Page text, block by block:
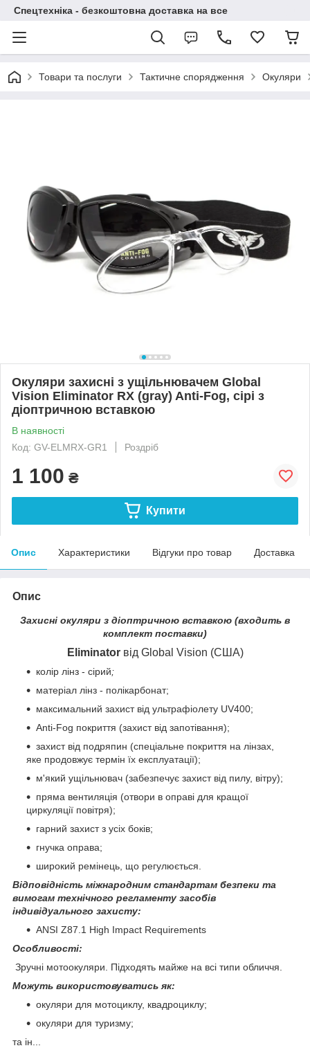
Спецтехніка - безкоштовна доставка на все
Товари та послуги Тактичне спорядження Окуляри
Окуляри захисні з ущільнювачем Global
Vision Eliminator RX (gray) Anti-Fog, сірі з
діоптричною вставкою
В наявності
Код: GV-ELMRX-GR1
Роздріб
1 100 ₴
Купити
Опис Характеристики Відгуки про товар Доставка
Опис
Захисні окуляри з діоптричною вставкою (входить в
комплект поставки)
Eliminator від Global Vision (США)
колір лінз - сірий;
матеріал лінз - полікарбонат;
максимальний захист від ультрафіолету UV400;
Anti-Fog покриття (захист від запотівання);
захист від подряпин (спеціальне покриття на лінзах,
яке продовжує термін їх експлуатації);
м'який ущільнювач (забезпечує захист від пилу, вітру);
пряма вентиляція (отвори в оправі для кращої
циркуляції повітря);
гарний захист з усіх боків;
гнучка оправа;
широкий ремінець, що регулюється.
Відповідність міжнародним стандартам безпеки та
вимогам технічного регламенту засобів
індивідуального захисту:
ANSI Z87.1 High Impact Requirements
Особливості:
Зручні мотоокуляри. Підходять майже на всі типи обличчя.
Можуть використовуватись як:
окуляри для мотоциклу, квадроциклу;
окуляри для туризму;
та ін...